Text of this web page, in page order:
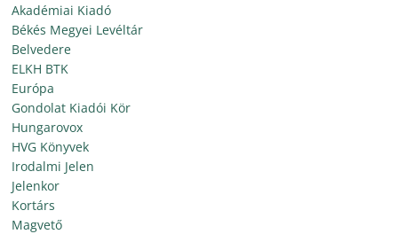
Akadémiai Kiadó
Békés Megyei Levéltár
Belvedere
ELKH BTK
Európa
Gondolat Kiadói Kör
Hungarovox
HVG Könyvek
Irodalmi Jelen
Jelenkor
Kortárs
Magvető